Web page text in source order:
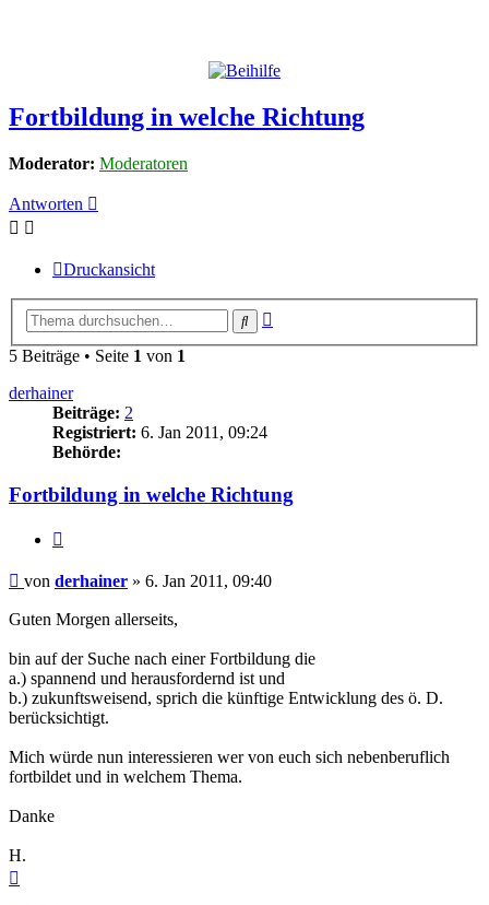
Fortbildung in welche Richtung
Moderator: Moderatoren
Antworten
Druckansicht
Suche
5 Beiträge • Seite 1 von 1
derhainer
Beiträge: 2
Registriert: 6. Jan 2011, 09:24
Behörde:
Fortbildung in welche Richtung
Beitrag
von derhainer » 6. Jan 2011, 09:40
Guten Morgen allerseits,
bin auf der Suche nach einer Fortbildung die
a.) spannend und herausfordernd ist und
b.) zukunftsweisend, sprich die künftige Entwicklung des ö. D.
berücksichtigt.
Mich würde nun interessieren wer von euch sich nebenberuflich
fortbildet und in welchem Thema.
Danke
H.